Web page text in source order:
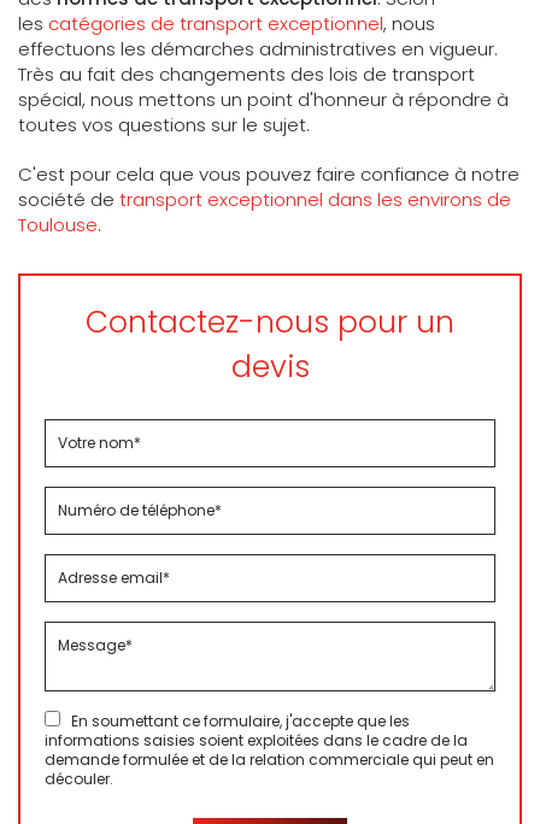
les catégories de transport exceptionnel, nous
effectuons les démarches administratives en vigueur.
Très au fait des changements des lois de transport
spécial, nous mettons un point d'honneur à répondre à
toutes vos questions sur le sujet.
C'est pour cela que vous pouvez faire confiance à notre
société de transport exceptionnel dans les environs de
Toulouse.
Contactez-nous pour un
devis
En soumettant ce formulaire, j'accepte que les
informations saisies soient exploitées dans le cadre de la
demande formulée et de la relation commerciale qui peut en
découler.